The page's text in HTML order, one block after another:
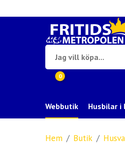
0
Webbutik Husbilar i
Hem Butik